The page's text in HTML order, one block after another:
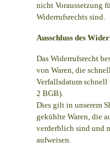
nicht Voraussetzung
Widerrufsrechts sind.
Ausschluss des
Das Widerrufsrecht
von Waren, die
Verfallsdatum schnell
2 BGB).
Dies gilt in unserem
gekühlte Waren, die
verderblich sind und
aufweisen.